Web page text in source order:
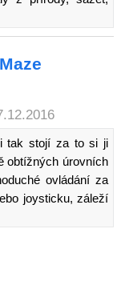
tak stojí za to si ji
obtížných úrovních
ovládání za
joysticku, záleží